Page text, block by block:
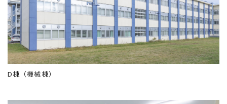
D棟（機械棟）